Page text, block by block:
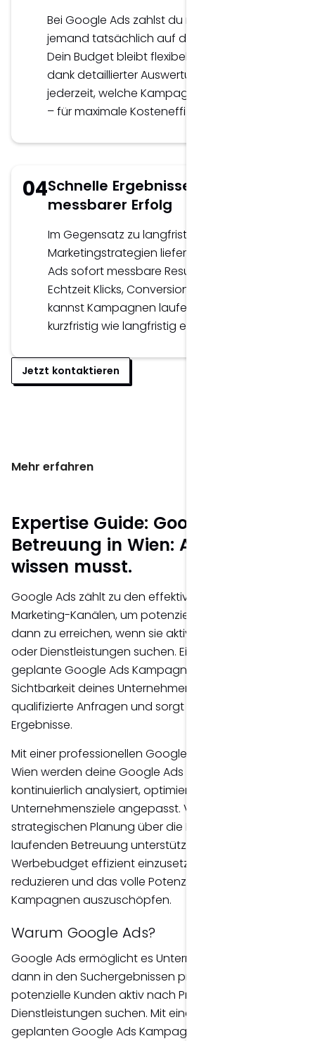
Bei Google Ads zahlst du nur dann, wenn
jemand tatsächlich auf deine Anzeige klickt.
Dein Budget bleibt flexibel steuerbar, und
dank detaillierter Auswertungen erkennst du
jederzeit, welche Kampagnen funktionieren
– für maximale Kosteneffizienz.
04Schnelle Ergebnisse und
messbarer Erfolg
Im Gegensatz zu langfristigen
Marketingstrategien liefert SEA über Google
Ads sofort messbare Resultate. Du siehst in
Echtzeit Klicks, Conversions und Reichweite,
kannst Kampagnen laufend optimieren und
kurzfristig wie langfristig erfolgreich agieren.
Jetzt kontaktieren
Mehr erfahren
Expertise Guide: Google Ads
Betreuung in Wien: Alles, was du
wissen musst.
Google Ads zählt zu den effektivsten Online-
Marketing-Kanälen, um potenzielle Kunden genau
dann zu erreichen, wenn sie aktiv nach Produkten
oder Dienstleistungen suchen. Eine professionell
geplante Google Ads Kampagne erhöht die
Sichtbarkeit deines Unternehmens, generiert
qualifizierte Anfragen und sorgt für messbare
Ergebnisse.
Mit einer professionellen Google Ads Betreuung in
Wien werden deine Google Ads Kampagnen
kontinuierlich analysiert, optimiert und an deine
Unternehmensziele angepasst. Von der
strategischen Planung über die Einrichtung bis zur
laufenden Betreuung unterstütze ich dich dabei, dein
Werbebudget effizient einzusetzen, Streuverluste zu
reduzieren und das volle Potenzial deiner Google Ads
Kampagnen auszuschöpfen.
Warum Google Ads?
Google Ads ermöglicht es Unternehmen, genau
dann in den Suchergebnissen präsent zu sein, wenn
potenzielle Kunden aktiv nach Produkten oder
Dienstleistungen suchen. Mit einer professionell
geplanten Google Ads Kampagne lassen sich